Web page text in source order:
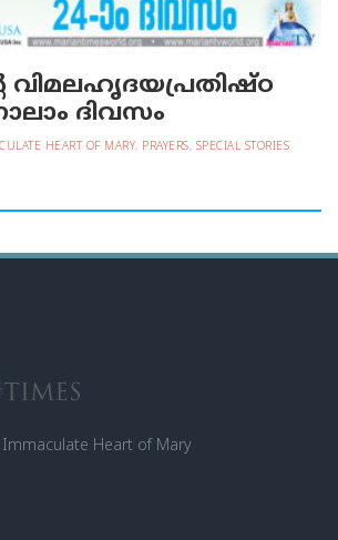
വിമലഹൃദയപ്രതിഷ്ഠ
ദിവസം
HEART OF MARY, PRAYERS, SPECIAL STORIES
Heart of Mary